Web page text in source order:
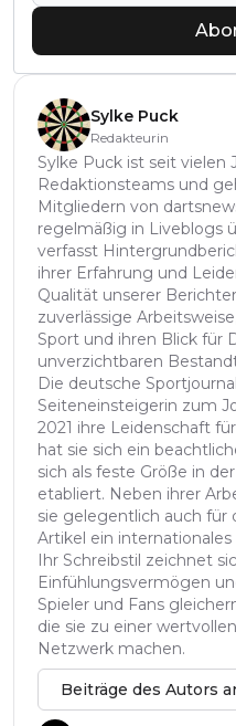
Sylke Puck
Redakteurin
Sylke Puck ist seit vielen
Redaktionsteams und
Mitgliedern von
regelmäßig in Liveblogs
verfasst
ihrer Erfahrung und
Qualität unserer
zuverlässige
Sport und ihren Blick für
unverzichtbaren
Die deutsche
Seiteneinsteigerin zum
2021 ihre Leidenschaft
hat sie sich ein
sich als feste Größe in
etabliert. Neben ihrer
sie gelegentlich auch für
Artikel ein
Ihr Schreibstil zeichnet
Einfühlungsvermögen
Spieler und Fans
die sie zu einer
Netzwerk machen.
Beiträge des Autors